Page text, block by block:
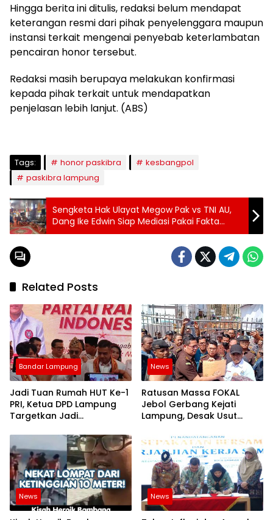
Hingga berita ini ditulis, redaksi belum mendapat
keterangan resmi dari pihak penyelenggara maupun
instansi terkait mengenai penyebab keterlambatan
pencairan honor tersebut.
Redaksi masih berupaya melakukan konfirmasi
kepada pihak terkait untuk mendapatkan
penjelasan lebih lanjut. (ABS)
Tags: honor paskibra
kesbangpol
paskibra lampung
Sengketa Hak Ulayat Megow Pak vs TNI AU,
Dang Ike Edwin Siap Mediasi Pakai Fakta
Sejarah
Related Posts
Bandar Lampung
Jadi Tuan Rumah HUT Ke-1
PRI, Ketua DPD Lampung
Targetkan Jadi
Nasional Terbesar di
Pemilu 2029
News
Ratusan Massa FOKAL
Jebol Gerbang Kejati
Lampung, Desak Usut
Pemprov 3 Hektare
News News